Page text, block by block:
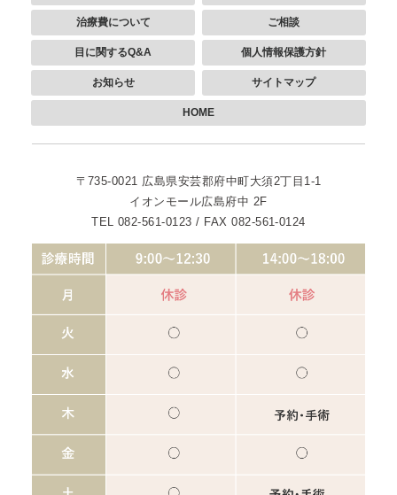
治療費について
目に関するQ&A
お知らせ
ご相談
個人情報保護方針
サイトマップ
HOME
〒735-0021 広島県安芸郡府中町大須2丁目1-1
イオンモール広島府中 2F
TEL 082-561-0123 / FAX 082-561-0124